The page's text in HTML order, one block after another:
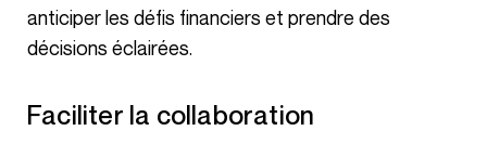
anticiper les défis financiers et prendre des
décisions éclairées.
Faciliter la collaboration